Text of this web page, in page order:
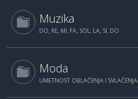
Muzika
DO, RE, MI, FA, SOL, LA, SI, DO
Moda
UMETNOST OBLAČENJA I SVLAČENJA